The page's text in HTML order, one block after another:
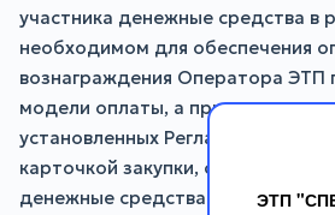
ЭТП
участника денежные средства в
необходимом для обеспечения
вознаграждения Оператора ЭТП
модели оплаты, а при
установленных Регламентом ЭТП,
карточкой закупки, списать
денежные средства в пользу